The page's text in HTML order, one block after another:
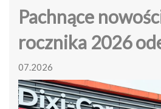
Pachnące
rocznika 2026
07.2026